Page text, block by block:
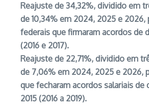
Reajuste de 34,32%, dividido em
de 10,34% em 2024, 2025 e 2026,
federais que firmaram acordos de
(2016 e 2017).
Reajuste de 22,71%, dividido em
de 7,06% em 2024, 2025 e 2026,
que fecharam acordos salariais de
2015 (2016 a 2019).